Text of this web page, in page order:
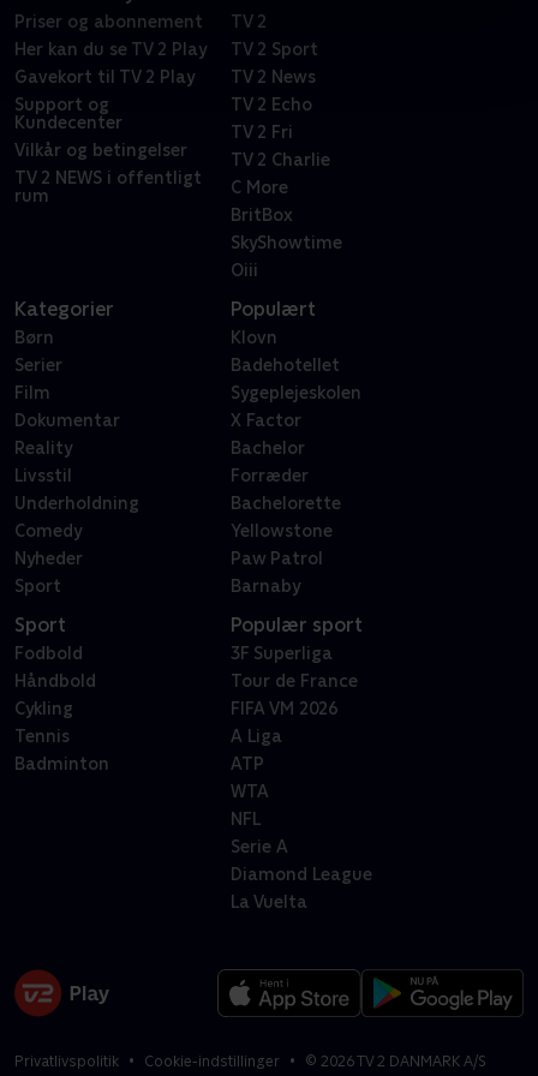
Priser og abonnement
Her kan du se TV 2 Play
Gavekort til TV 2 Play
Support og
Kundecenter
Vilkår og betingelser
TV 2 NEWS i offentligt
rum
TV 2
TV 2 Sport
TV 2 News
TV 2 Echo
TV 2 Fri
TV 2 Charlie
C More
BritBox
SkyShowtime
Oiii
Kategorier
Børn
Serier
Film
Dokumentar
Reality
Livsstil
Underholdning
Comedy
Nyheder
Sport
Populært
Klovn
Badehotellet
Sygeplejeskolen
X Factor
Bachelor
Forræder
Bachelorette
Yellowstone
Paw Patrol
Barnaby
Sport
Fodbold
Håndbold
Cykling
Tennis
Badminton
Populær sport
3F Superliga
Tour de France
FIFA VM 2026
A Liga
ATP
WTA
NFL
Serie A
Diamond League
La Vuelta
Privatlivspolitik Cookie-indstillinger © 2026TV 2 DANMARK A/S